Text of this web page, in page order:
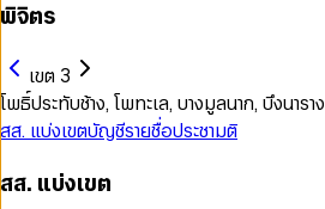
พิจิตร
เขต 3
โพธิ์ประทับช้าง, โพทะเล, บางมูลนาก, บึงนาราง
สส. แบ่งเขตบัญชีรายชื่อประชามติ
สส. แบ่งเขต